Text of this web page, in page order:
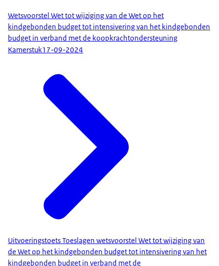
Wetsvoorstel Wet tot wijziging van de Wet op het
kindgebonden budget tot intensivering van het kindgebonden
budget in verband met de koopkrachtondersteuning
Kamerstuk17-09-2024
Uitvoeringstoets Toeslagen wetsvoorstel Wet tot wijziging van
de Wet op het kindgebonden budget tot intensivering van het
kindgebonden budget in verband met de